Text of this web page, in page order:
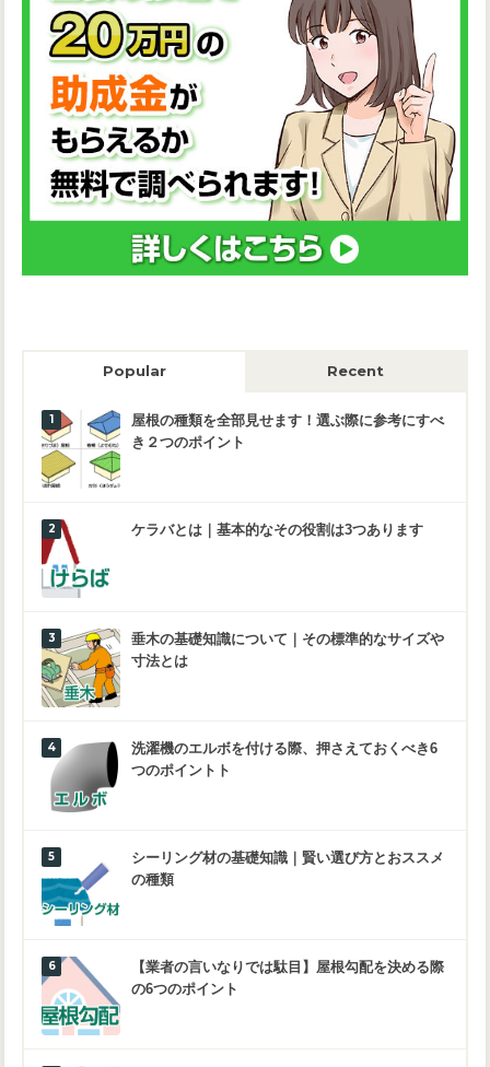
Popular Recent
屋根の種類を全部見せます！選ぶ際に参考にすべ
き２つのポイント
ケラバとは｜基本的なその役割は3つあります
垂木の基礎知識について｜その標準的なサイズや
寸法とは
洗濯機のエルボを付ける際、押さえておくべき6
つのポイントト
シーリング材の基礎知識｜賢い選び方とおススメ
の種類
【業者の言いなりでは駄目】屋根勾配を決める際
の6つのポイント